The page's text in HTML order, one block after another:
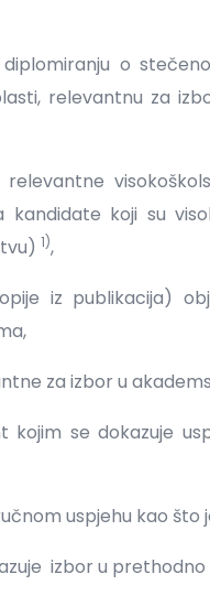
o
relevantnu za
relevantne
kandidate koji su
1),
iz publikacija)
za izbor u
kojim se dokazuje
uspjehu kao
izbor u